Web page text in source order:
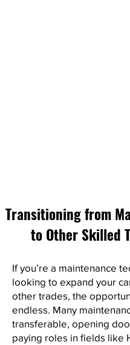
Transitioning from
to Other Skilled
If you’re a maintenance
looking to expand your
other trades, the
endless. Many
transferable, opening
paying roles in fields like